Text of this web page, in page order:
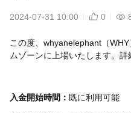
2024-07-31 10:00 0
この度、whyanelephant（
ムゾーンに上場いたします。詳
入金開始時間： 既に利用可能